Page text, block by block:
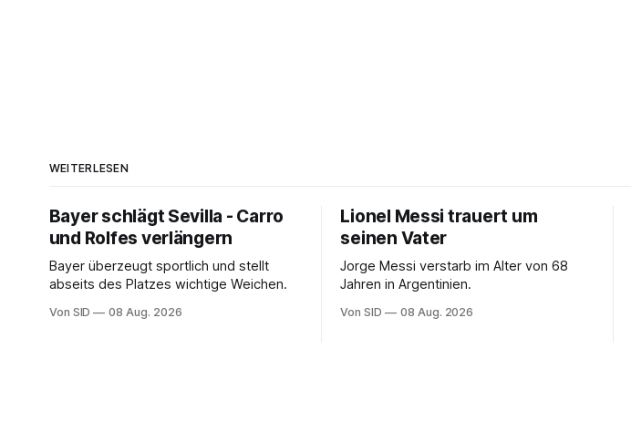
WEITERLESEN
Bayer schlägt Sevilla - Carro
und Rolfes verlängern
Bayer überzeugt sportlich und stellt
abseits des Platzes wichtige Weichen.
Von SID 08 Aug. 2026
Lionel Messi trauert um
seinen Vater
Jorge Messi verstarb im Alter von 68
Jahren in Argentinien.
Von SID 08 Aug. 2026